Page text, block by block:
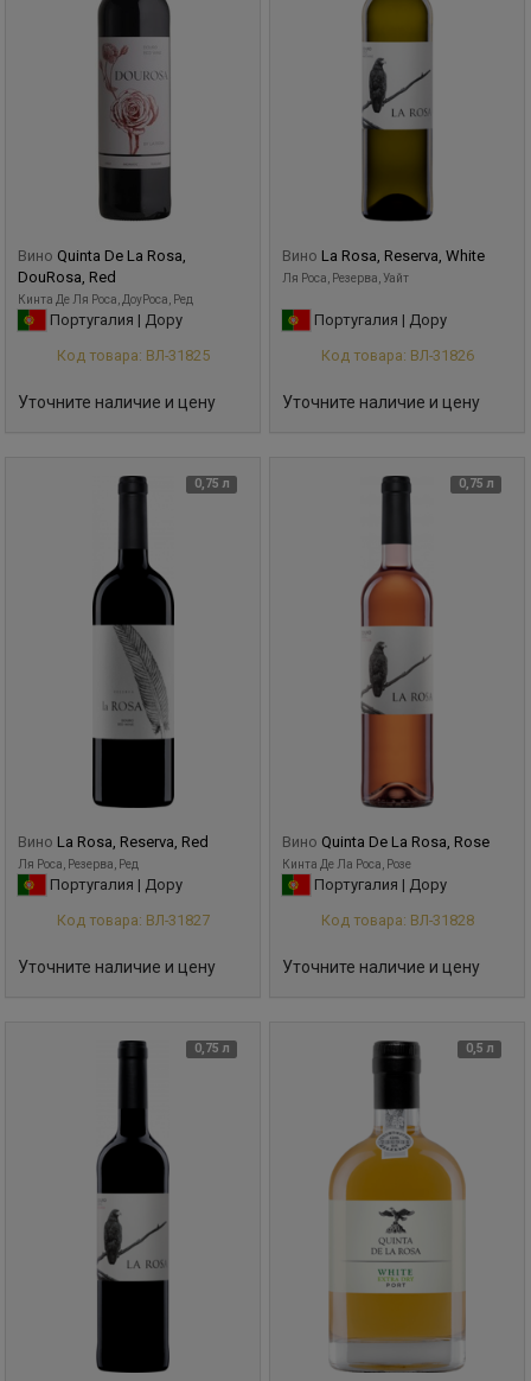
Вино Quinta De La Rosa,
DouRosa, Red
Кинта Де Ля Роса, ДоуРоcа, Ред
Португалия | Дору
Код товара: ВЛ-31825
Уточните наличие и цену
Вино La Rosa, Reserva, White
Ля Роса, Резерва, Уайт
Португалия | Дору
Код товара: ВЛ-31826
Уточните наличие и цену
0,75 л
Вино La Rosa, Reserva, Red
Ля Роса, Резерва, Ред
Португалия | Дору
Код товара: ВЛ-31827
Уточните наличие и цену
0,75 л
Вино Quinta De La Rosa, Rose
Кинта Де Ла Роса, Розе
Португалия | Дору
Код товара: ВЛ-31828
Уточните наличие и цену
0,75 л 0,5 л